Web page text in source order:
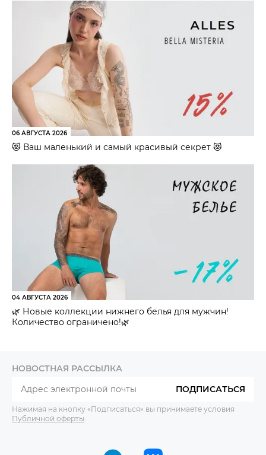
06 АВГУСТА 2026
😻 Ваш маленький и самый красивый секрет 😻
04 АВГУСТА 2026
🌿 Новые коллекции нижнего белья для мужчин!
Количество ограничено!🌿
НОВОСТНАЯ РАССЫЛКА
ПОДПИСАТЬСЯ
Нажимая на кнопку «Подписаться» вы принимаете условия
Публичной оферты